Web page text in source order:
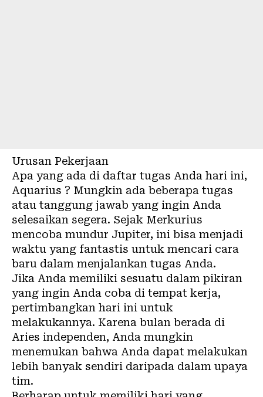
Urusan Pekerjaan
Apa yang ada di daftar tugas Anda hari ini,
Aquarius ? Mungkin ada beberapa tugas
atau tanggung jawab yang ingin Anda
selesaikan segera. Sejak Merkurius
mencoba mundur Jupiter, ini bisa menjadi
waktu yang fantastis untuk mencari cara
baru dalam menjalankan tugas Anda.
Jika Anda memiliki sesuatu dalam pikiran
yang ingin Anda coba di tempat kerja,
pertimbangkan hari ini untuk
melakukannya. Karena bulan berada di
Aries independen, Anda mungkin
menemukan bahwa Anda dapat melakukan
lebih banyak sendiri daripada dalam upaya
tim.